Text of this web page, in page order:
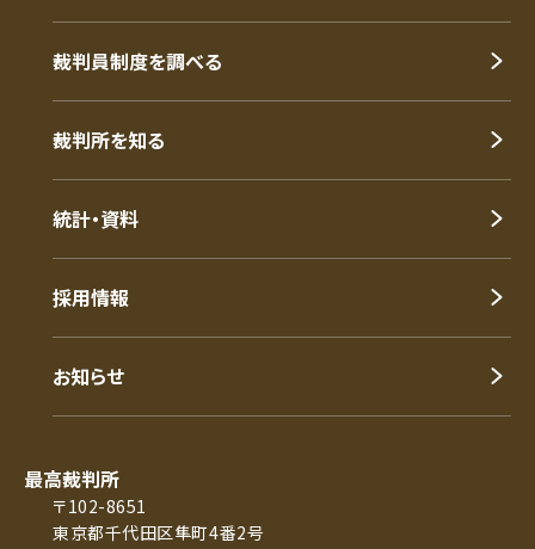
裁判員制度を調べる
裁判所を知る
統計・資料
採用情報
お知らせ
最高裁判所
〒102-8651
東京都千代田区隼町4番2号